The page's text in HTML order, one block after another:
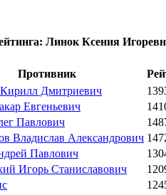
Линок Ксения
Противник
Дмитриевич
Евгеньевич
Павлович
Владислав Александрович
Павлович
Игорь Станиславович